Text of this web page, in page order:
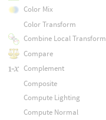
Color Mix
Color Transform
Combine Local Transform
Compare
Complement
Composite
Compute Lighting
Compute Normal